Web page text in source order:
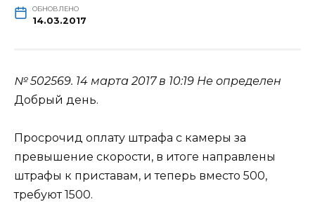
ОБНОВЛЕНО
14.03.2017
№ 502569. 14 марта 2017 в 10:19 Не определен
Добрый день.
Просрочид оплату штрафа с камеры за
превышение скорости, в итоге направлены
штрафы к приставам, и теперь вместо 500,
требуют 1500.